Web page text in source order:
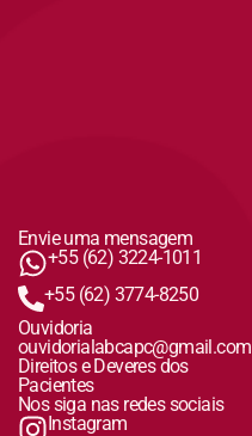
Envie uma mensagem
+55 (62) 3224-1011
+55 (62) 3774-8250
Ouvidoria
ouvidorialabcapc@gmail.com
Direitos e Deveres dos
Pacientes
Nos siga nas redes sociais
Instagram